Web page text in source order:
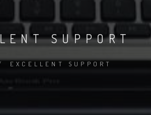
SUPPORT
EXCELLENT SUPPORT